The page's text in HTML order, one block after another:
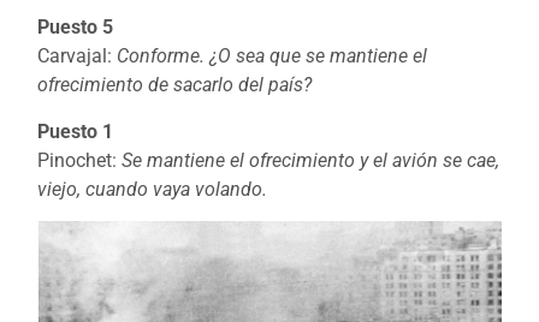
Puesto 5
Carvajal: Conforme. ¿O sea que se mantiene el
ofrecimiento de sacarlo del país?
Puesto 1
Pinochet:Se mantiene el ofrecimiento y el avión se cae,
viejo, cuando vaya volando.